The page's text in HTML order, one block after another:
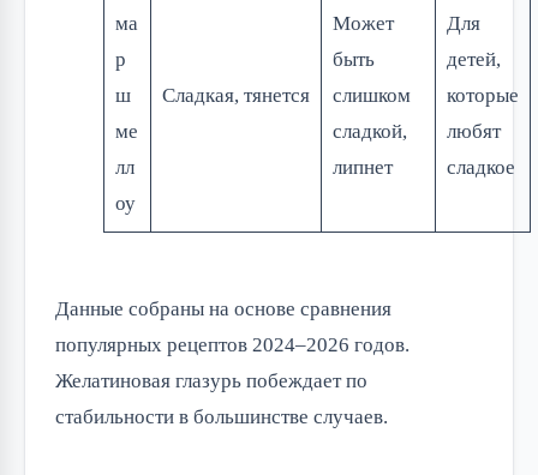
ма
р
ш
ме
лл
оу
Сладкая, тянется
Может
быть
слишком
сладкой,
липнет
Для
детей,
которые
любят
сладкое
Данные собраны на основе сравнения
популярных рецептов 2024–2026 годов.
Желатиновая глазурь побеждает по
стабильности в большинстве случаев.